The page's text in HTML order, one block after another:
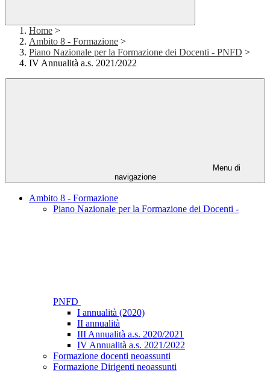
Home >
Ambito 8 - Formazione >
Piano Nazionale per la Formazione dei Docenti - PNFD >
IV Annualità a.s. 2021/2022
Menu di
navigazione
Ambito 8 - Formazione
Piano Nazionale per la Formazione dei Docenti -
PNFD
I annualità (2020)
II annualità
III Annualità a.s. 2020/2021
IV Annualità a.s. 2021/2022
Formazione docenti neoassunti
Formazione Dirigenti neoassunti